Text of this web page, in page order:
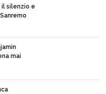
il silenzio e
mai